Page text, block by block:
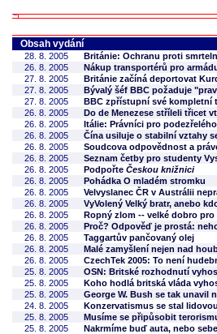
Obsah vydání
28. 8. 2005
Británie: Ochranu proti
26. 8. 2005
Nákup transportérů pro
27. 8. 2005
Británie začíná deportovat
27. 8. 2005
Bývalý šéf BBC požaduje
27. 8. 2005
BBC zpřístupní své kompletní
26. 8. 2005
Do de Menezese stříleli třicet
26. 8. 2005
Itálie: Právníci pro
26. 8. 2005
Čína usiluje o stabilní vztahy
26. 8. 2005
Soudcova odpovědnost a
26. 8. 2005
Seznam četby pro studenty
26. 8. 2005
Podpořte Českou knižnici
26. 8. 2005
Pohádka O mladém stromku
26. 8. 2005
Velvyslanec ČR v Austrálii
26. 8. 2005
VyVolený Velký bratr, anebo
26. 8. 2005
Ropný zlom -- velké dobro
26. 8. 2005
Proč? Odpověď je prostá:
26. 8. 2005
Taggartův pančovaný olej
26. 8. 2005
Malé zamyšlení nejen nad
26. 8. 2005
CzechTek 2005: To není
25. 8. 2005
OSN: Britské rozhodnutí
25. 8. 2005
Koho hodlá britská vláda
25. 8. 2005
George W. Bush se tak unavil
24. 8. 2005
Konzervatismus se stal
25. 8. 2005
Musíme se připůsobit
25. 8. 2005
Nakrmíme buď auta, nebo sebe